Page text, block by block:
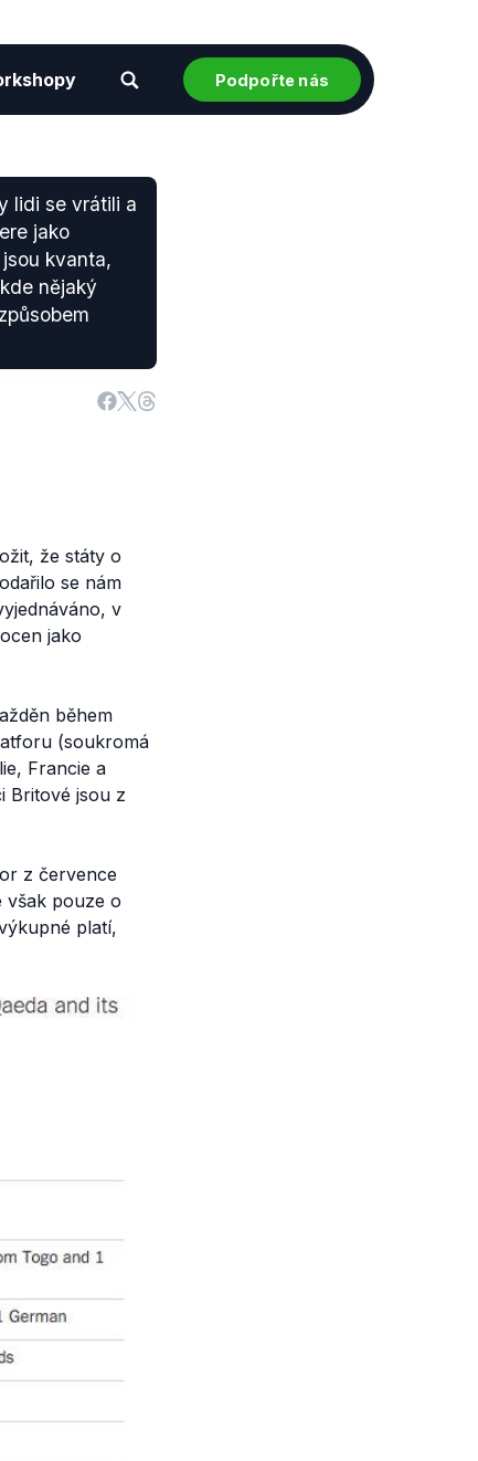
Podpořte nás
lidi se vrátili a
jako
kvanta,
nějaký
že státy o
se nám
v
jako
během
(soukromá
Francie a
Britové jsou z
z července
však pouze o
platí,